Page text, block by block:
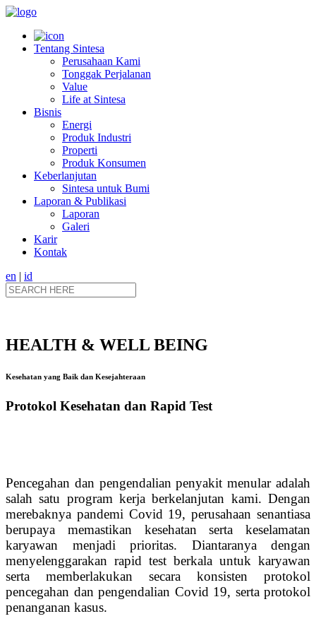
Tentang Sintesa
Perusahaan Kami
Tonggak Perjalanan
Value
Life at Sintesa
Bisnis
Energi
Produk Industri
Properti
Produk Konsumen
Keberlanjutan
Sintesa untuk Bumi
Laporan & Publikasi
Laporan
Galeri
Karir
Kontak
en | id
HEALTH & WELL BEING
Kesehatan yang Baik dan Kesejahteraan
Protokol Kesehatan dan Rapid Test
Pencegahan dan pengendalian penyakit menular adalah
salah satu program kerja berkelanjutan kami. Dengan
merebaknya pandemi Covid 19, perusahaan senantiasa
berupaya memastikan kesehatan serta keselamatan
karyawan menjadi prioritas. Diantaranya dengan
menyelenggarakan rapid test berkala untuk karyawan
serta memberlakukan secara konsisten protokol
pencegahan dan pengendalian Covid 19, serta protokol
penanganan kasus.